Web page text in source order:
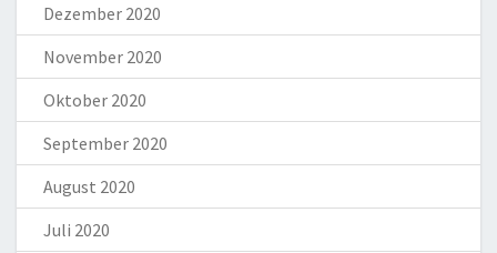
Dezember 2020
November 2020
Oktober 2020
September 2020
August 2020
Juli 2020